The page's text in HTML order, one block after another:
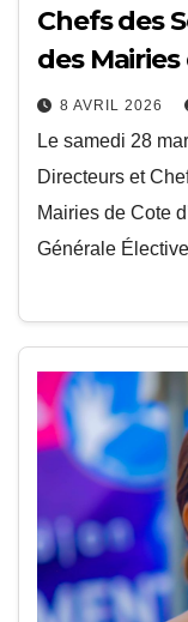
Chefs des
des Mairies
8 AVRIL 2026
Le samedi 28
Directeurs et
Mairies de Cote
Générale